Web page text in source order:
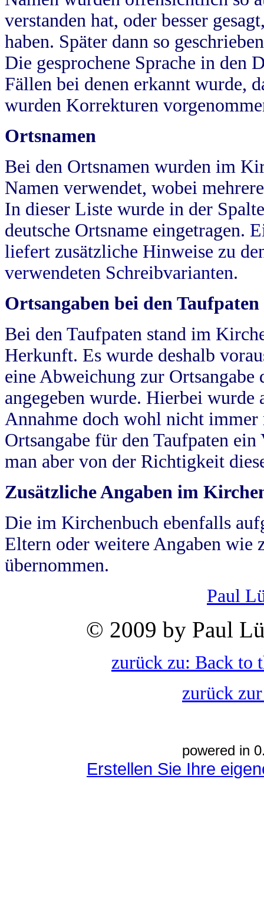
verstanden hat, oder besser
haben. Später dann so
Die gesprochene Sprache in
Fällen bei denen erkannt wurde,
wurden Korrekturen
Ortsnamen
Bei den Ortsnamen wurden im
Namen verwendet, wobei
In dieser Liste wurde in der
deutsche Ortsname eingetragen.
liefert zusätzliche Hinweise zu
verwendeten Schreibvarianten.
Ortsangaben bei den Taufpaten
Bei den Taufpaten stand im
Herkunft. Es wurde deshalb
eine Abweichung zur
angegeben wurde. Hierbei wurde
Annahme doch wohl nicht
Ortsangabe für den Taufpaten
man aber von der Richtigkeit
Zusätzliche Angaben im
Die im Kirchenbuch ebenfalls
Eltern oder weitere Angaben wie
übernommen.
Paul
© 2009 by Paul
zurück zu: Back to
zurück
powered in
Erstellen Sie Ihre